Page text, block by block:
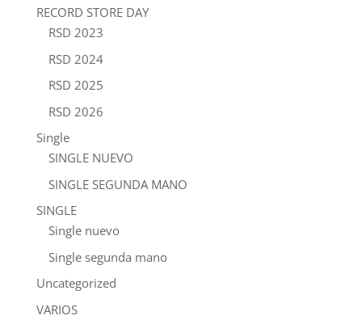
RECORD STORE DAY
RSD 2023
RSD 2024
RSD 2025
RSD 2026
Single
SINGLE NUEVO
SINGLE SEGUNDA MANO
SINGLE
Single nuevo
Single segunda mano
Uncategorized
VARIOS